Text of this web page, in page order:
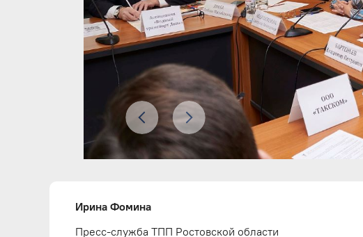
Ирина Фомина
Пресс-служба ТПП Ростовской области